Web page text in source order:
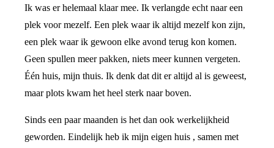
Ik was er helemaal klaar mee. Ik verlangde echt naar een
plek voor mezelf. Een plek waar ik altijd mezelf kon zijn,
een plek waar ik gewoon elke avond terug kon komen.
Geen spullen meer pakken, niets meer kunnen vergeten.
Één huis, mijn thuis. Ik denk dat dit er altijd al is geweest,
maar plots kwam het heel sterk naar boven.
Sinds een paar maanden is het dan ook werkelijkheid
geworden. Eindelijk heb ik mijn eigen huis , samen met